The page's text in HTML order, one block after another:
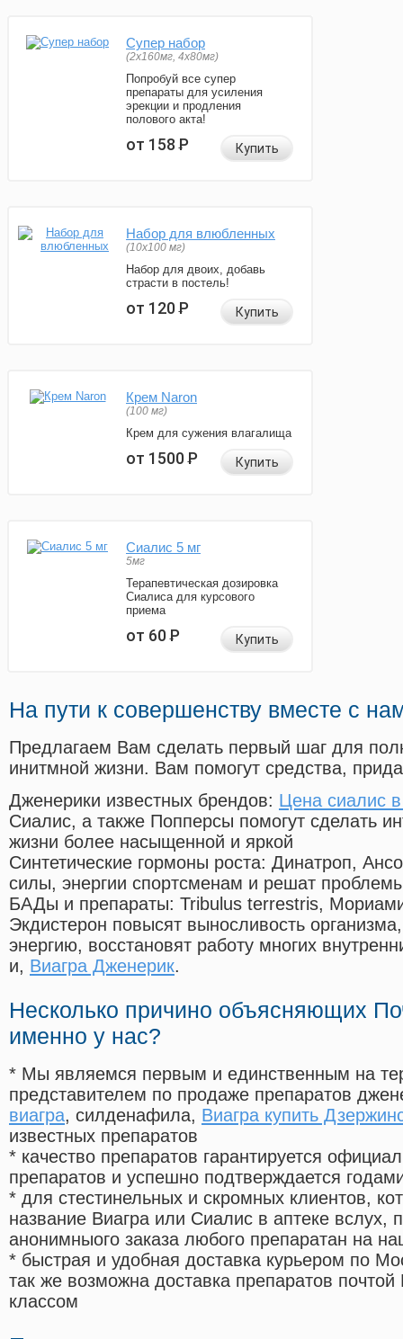
Супер набор
(2х160мг, 4х80мг)
Попробуй все супер
препараты для усиления
эрекции и продления
полового акта!
от 158Р Купить
Набор для влюбленных
(10х100 мг)
Набор для двоих, добавь
страсти в постель!
от 120Р Купить
Крем Naron
(100 мг)
Крем для сужения влагалища
от 1500Р Купить
Сиалис 5 мг
5мг
Терапевтическая дозировка
Сиалиса для курсового
приема
от 60Р Купить
На пути к совершенству вместе с
Предлагаем Вам сделать первый шаг для
инитмной жизни. Вам помогут средства,
Дженерики известных брендов: Цена сиалис
Сиалис, а также Попперсы помогут сделать
жизни более насыщенной и яркой
Синтетические гормоны роста: Динатроп,
силы, энергии спортсменам и решат
БАДы и препараты: Tribulus terrestris,
Экдистерон повысят выносливость
энергию, восстановят работу многих
и, Виагра Дженерик.
Несколько причино объясняющих
именно у нас?
* Мы являемся первым и единственным на
представителем по продаже препаратов
виагра, силденафила, Виагра купить
известных препаратов
* качество препаратов гарантируется
препаратов и успешно подтверждается
* для стестинельных и скромных клиентов,
название Виагра или Сиалис в аптеке вслух,
анонимныого заказа любого препаратан на
* быстрая и удобная доставка курьером по
так же возможна доставка препаратов
классом